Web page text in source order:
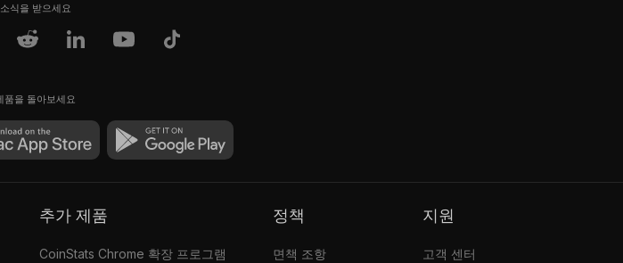
식을 받으세요
품을 돌아보세요
추가 제품
CoinStats Chrome 확장 프로그램
정책
면책 조항
지원
고객 센터